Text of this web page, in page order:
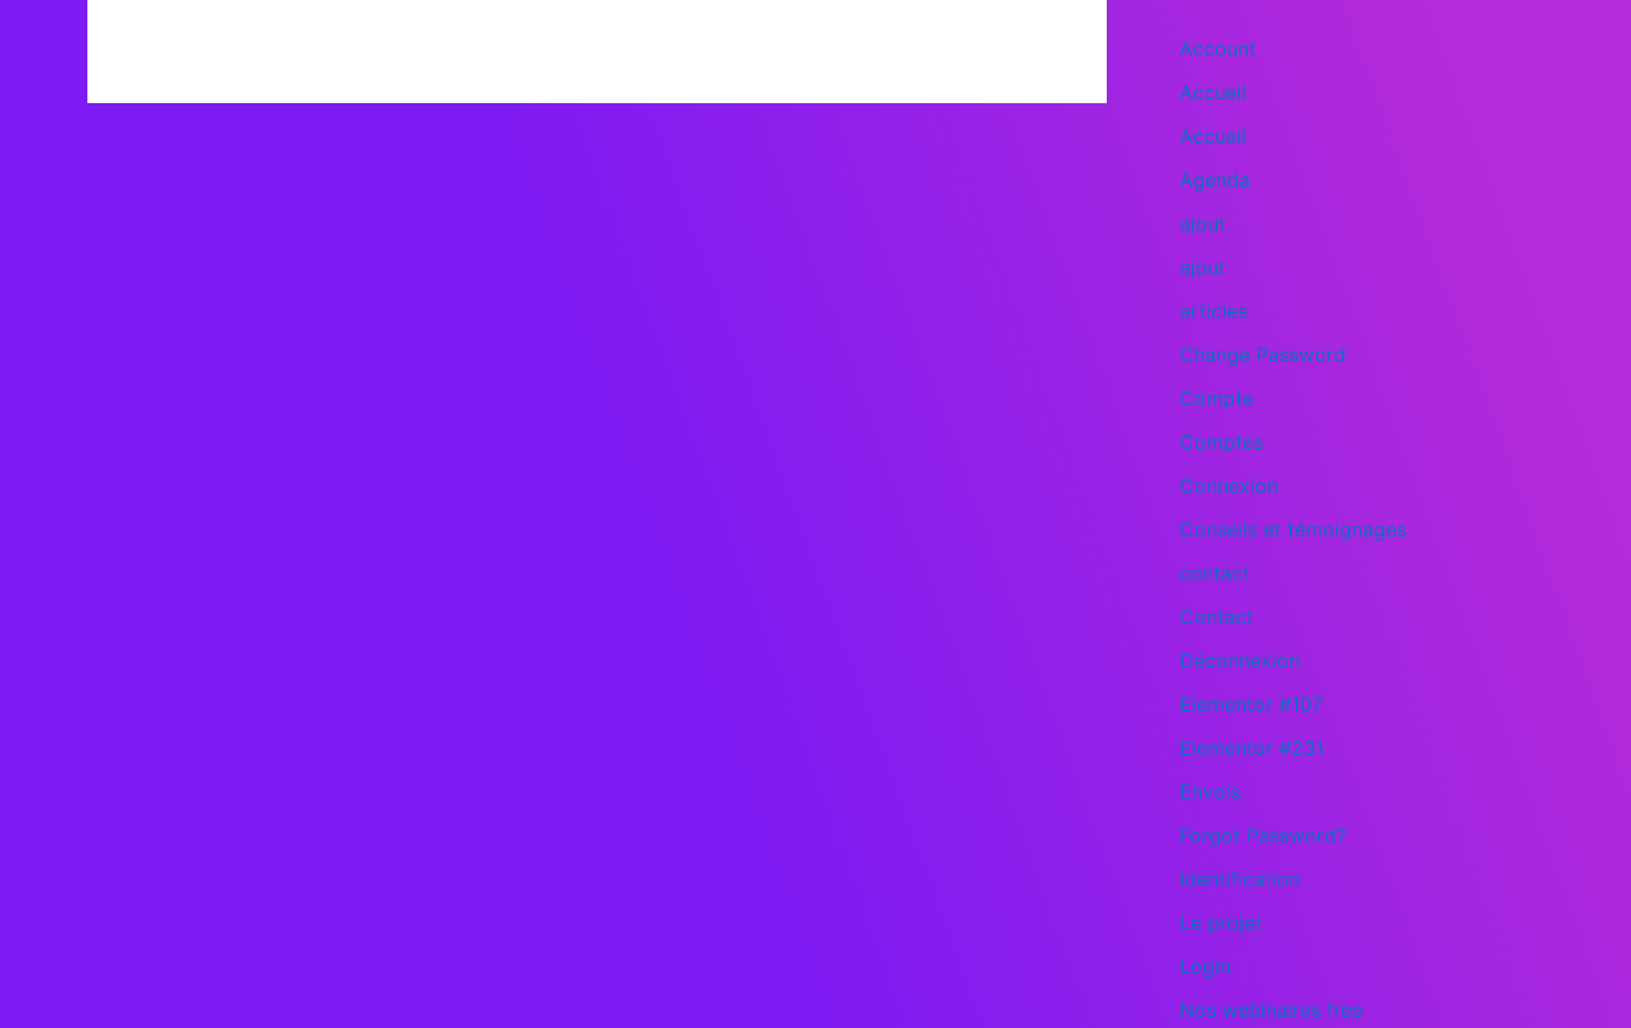
Account
Accueil
Accueil
Agenda
ajout
ajout
articles
Change Password
Compte
Comptes
Connexion
Conseils et témoignages
contact
Contact
Déconnexion
Elementor #107
Elementor #231
Envois
Forgot Password?
Identification
Le projet
Login
Nos webinaires free